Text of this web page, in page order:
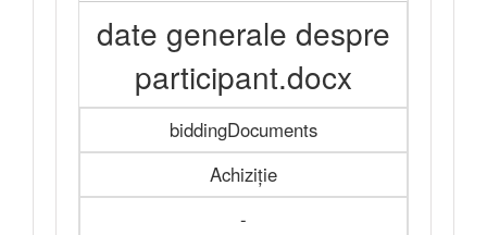
date generale despre
participant.docx
biddingDocuments
Achiziție
-